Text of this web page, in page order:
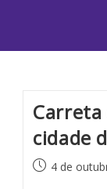
cidade
4 de